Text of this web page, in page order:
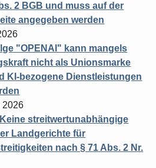
2 BGB und muss auf der
angegeben werden
"OPENAI" kann mangels
nicht als Unionsmarke
KI-bezogene Dienstleistungen
2026
streitwertunabhängige
Landgerichte für
nach § 71 Abs. 2 Nr.